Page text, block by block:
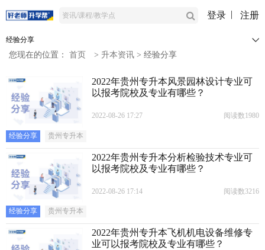
登录 注册
经验分享
您现在的位置： 首页 > 升本资讯 > 经验分享
2022年贵州专升本风景园林设计专业可
以报考院校及专业有哪些？
2022-08-26 17:27 阅读数1980
经验分享 贵州专升本
2022年贵州专升本分析检验技术专业可
以报考院校及专业有哪些？
2022-08-26 17:14 阅读数3216
经验分享 贵州专升本
2022年贵州专升本飞机机电设备维修专
业可以报考院校及专业有哪些？